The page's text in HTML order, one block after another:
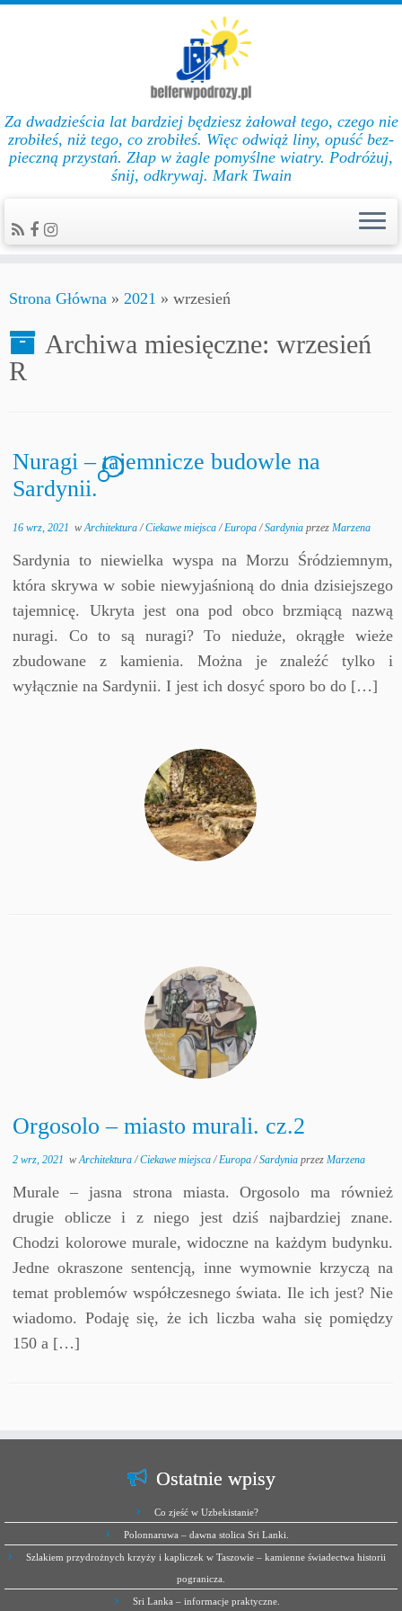
Za dwadzieścia lat bar­dziej będziesz żałował te­go, cze­go nie
zro­biłeś, niż te­go, co zro­biłeś. Więc od­wiąż li­ny, opuść bez­
pie­czną przys­tań. Złap w żag­le po­myślne wiat­ry. Podróżuj,
śnij, odkrywaj. Mark Twain
Strona Główna » 2021 » wrzesień
Archiwa miesięczne: wrzesień
R
Nuragi – tajemnicze budowle na
Sardynii.
1
16 wrz, 2021 wArchitektura/Ciekawe miejsca/Europa/SardyniaprzezMarzena
Sardynia to niewielka wyspa na Morzu Śródziemnym,
która skrywa w sobie niewyjaśnioną do dnia dzisiejszego
tajemnicę. Ukryta jest ona pod obco brzmiącą nazwą
nuragi. Co to są nuragi? To nieduże, okrągłe wieże
zbudowane z kamienia. Można je znaleźć tylko i
wyłącznie na Sardynii. I jest ich dosyć sporo bo do […]
Orgosolo – miasto murali. cz.2
2 wrz, 2021 wArchitektura/Ciekawe miejsca/Europa/SardyniaprzezMarzena
Murale – jasna strona miasta. Orgosolo ma również
drugie oblicze i z niego jest dziś najbardziej znane.
Chodzi kolorowe murale, widoczne na każdym budynku.
Jedne okraszone sentencją, inne wymownie krzyczą na
temat problemów współczesnego świata. Ile ich jest? Nie
wiadomo. Podaję się, że ich liczba waha się pomiędzy
150 a […]
Ostatnie wpisy
Co zjeść w Uzbekistanie?
Polonnaruwa – dawna stolica Sri Lanki.
Szlakiem przydrożnych krzyży i kapliczek w Taszowie – kamienne świadectwa historii
pogranicza.
Sri Lanka – informacje praktyczne.